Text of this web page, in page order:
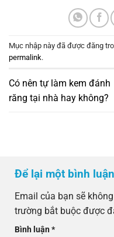
Mục nhập này đã được đăng
permalink.
Có nên tự làm kem đánh
răng tại nhà hay không?
Để lại một bình luận
Email của bạn sẽ
trường bắt buộc được
Bình luận*